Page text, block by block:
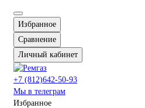
Избранное
Сравнение
Личный кабинет
+7 (812)642-50-93
Мы в телеграм
Избранное